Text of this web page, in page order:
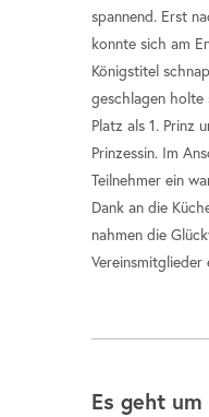
spannend. Erst
konnte sich am
Königstitel
geschlagen holte
Platz als 1. Prinz
Prinzessin. Im
Teilnehmer ein
Dank an die
nahmen die
Vereinsmitglieder
Es geht um